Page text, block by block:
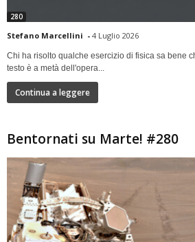
280
Stefano Marcellini - 4 Luglio 2026
Chi ha risolto qualche esercizio di fisica sa bene
testo è a metà dell'opera...
Continua a leggere
Bentornati su Marte! #280